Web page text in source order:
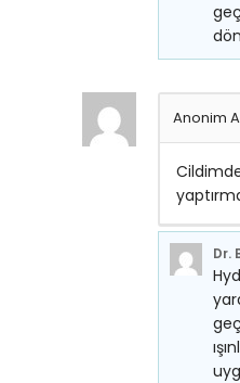
Anonim
Dr.